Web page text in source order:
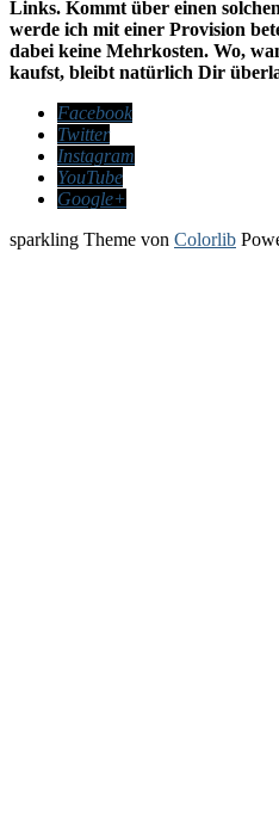
Links. Kommt über einen
werde ich mit einer Provision
dabei keine Mehrkosten. Wo,
kaufst, bleibt natürlich Dir
Facebook
Twitter
Instagram
YouTube
Google+
sparkling Theme von Colorlib